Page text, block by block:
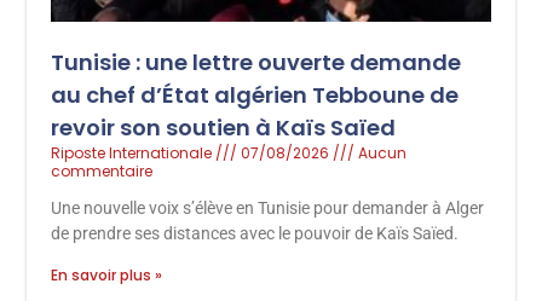
Tunisie : une lettre ouverte demande
au chef d’État algérien Tebboune de
revoir son soutien à Kaïs Saïed
Riposte Internationale 07/08/2026
Aucun
commentaire
Une nouvelle voix s’élève en Tunisie pour demander à Alger
de prendre ses distances avec le pouvoir de Kaïs Saïed.
En savoir plus »